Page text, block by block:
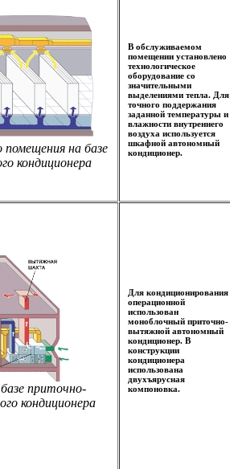
помещения на базе
кондиционера
В обслуживаемом
помещении установлено
технологическое
оборудование со
значительными
выделениями тепла. Для
точного поддержания
заданной температуры и
влажности внутреннего
воздуха используется
шкафной автономный
кондиционер.
приточно-
кондиционера
Для кондиционирования
операционной
использован
моноблочный приточно-
вытяжной автономный
кондиционер. В
конструкции
кондиционера
использована
двухъярусная
компоновка.